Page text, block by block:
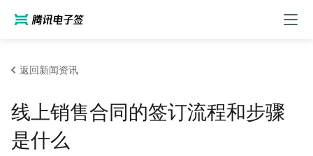
返回新闻资讯
线上销售合同的签订流程和步骤
是什么